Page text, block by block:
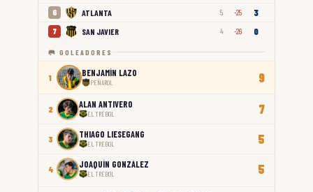
6 ATLANTA 5 -25 3
7 SAN JAVIER 4 -26 0
🥅 GOLEADORES
1 BENJAMÍN LAZO
PEÑAROL 9
2 ALAN ANTIVERO
EL TRÉBOL 7
3 THIAGO LIESEGANG
EL TRÉBOL 5
4 JOAQUÍN GONZÁLEZ
EL TRÉBOL 5